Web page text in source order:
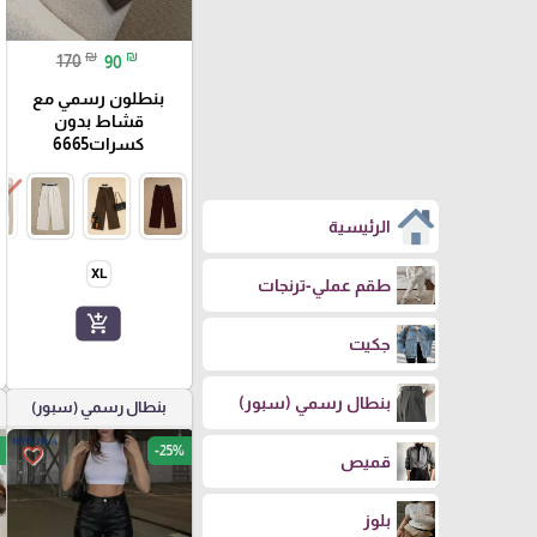
الرئيسية
طقم عملي-ترنجات
جكيت
بنطال رسمي (سبور)
قميص
بلوز
170 ₪ 90 ₪
بنطلون رسمي مع
قشاط بدون
كسرات6665
XL
add_shopping_cart
بنطال رسمي (سبور)
favorite_border -25%